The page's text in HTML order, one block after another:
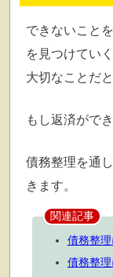
できないこと
を見つけてい
大切なことだ
もし返済がで
債務整理を通
きます。
関連記事
債務整
債務整